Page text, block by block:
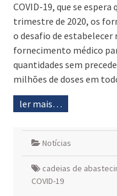
COVID-19, que se
trimestre de 2020, os
o desafio de estabelecer
fornecimento médico
quantidades sem
milhões de doses em
ler mais…
Notícias
cadeias de
COVID-19